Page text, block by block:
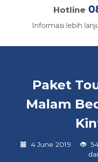
Hotline
Informasi lebih
Paket
Malam
4 June 2019